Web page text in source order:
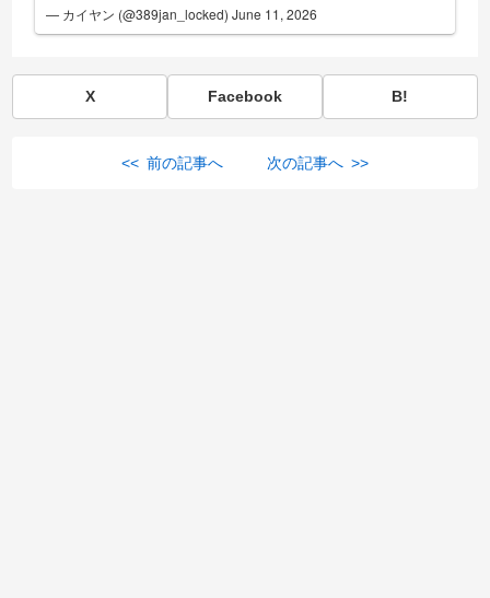
— カイヤン (@389jan_locked)June 11, 2026
X Facebook B!
<< 前の記事へ 次の記事へ >>